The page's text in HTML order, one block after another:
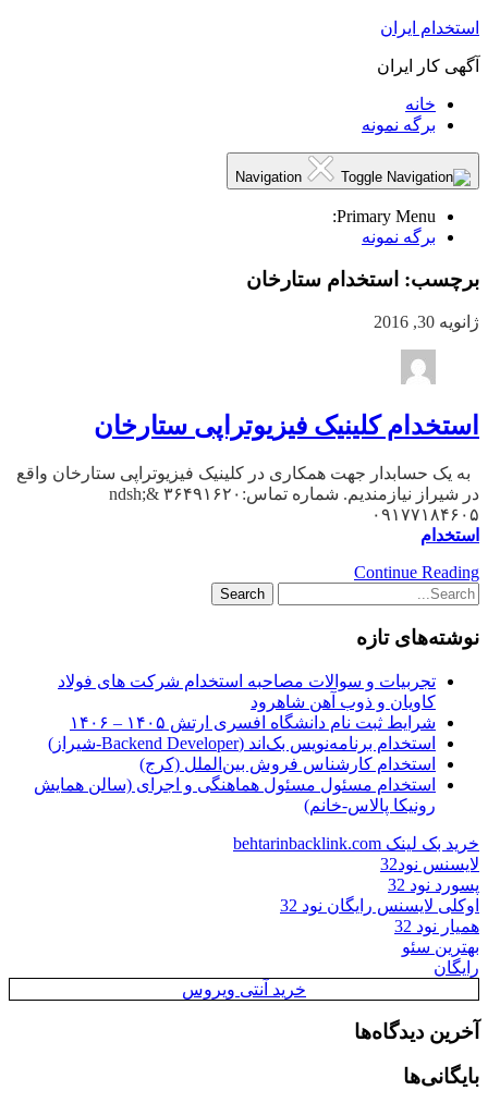
استخدام ایران
آگهی کار ایران
خانه
برگه نمونه
Primary Menu:
برگه نمونه
برچسب: استخدام ستارخان
ژانویه 30, 2016
استخدام کلینیک فیزیوتراپی ستارخان
به یک حسابدار جهت همکاری در کلینیک فیزیوتراپی ستارخان واقع
در شیراز نیازمندیم. شماره تماس:۳۶۴۹۱۶۲۰ &ndsh;
۰۹۱۷۷۱۸۴۶۰۵
استخدام
Continue Reading
نوشته‌های تازه
تجربیات و سوالات مصاحبه استخدام شرکت های فولاد
کاویان و ذوب آهن شاهرود
شرایط ثبت نام دانشگاه افسری ارتش ۱۴۰۵ – ۱۴۰۶
استخدام برنامه‌نویس بک‌اند (Backend Developer-شیراز)
استخدام کارشناس فروش بین‌الملل (کرج)
استخدام مسئول مسئول هماهنگی و اجرای (سالن همایش
رونیکا پالاس-خانم)
خرید بک لینک behtarinbacklink.com
لایسنس نود32
پسورد نود 32
اوکلی لایسنس رایگان نود 32
همیار نود 32
بهترین سئو
رایگان
خرید آنتی ویروس
آخرین دیدگاه‌ها
بایگانی‌ها